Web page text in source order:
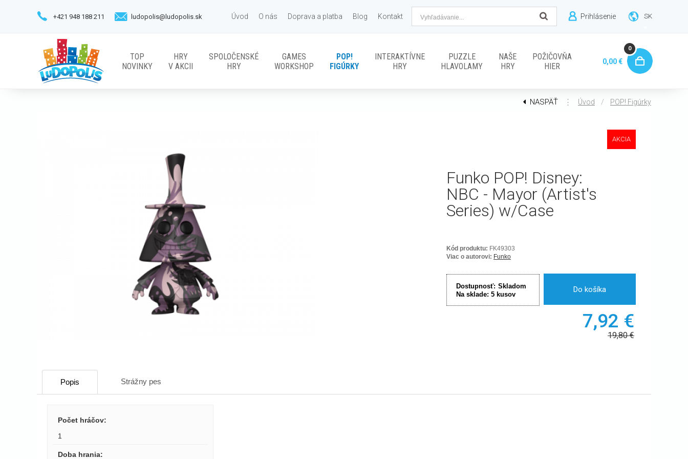
SK
Úvod O nás Doprava a platba Blog Kontakt
TOP
NOVINKY
HRY
V AKCII
SPOLOČENSKÉ
HRY
GAMES
WORKSHOP
POP!
FIGÚRKY
INTERAKTÍVNE
HRY
PUZZLE
HLAVOLAMY
NAŠE
HRY
POŽIČOVŇA
HIER
Prihlásenie
+421 948 188 211 ludopolis@ludopolis.sk
0,00 €
0
NASPÄŤ ⋮ Úvod / POP! Figúrky
AKCIA
Funko POP! Disney:
NBC - Mayor (Artist's
Series) w/Case
Kód produktu: FK49303
Viac o autorovi: Funko
Dostupnosť: Skladom
Na sklade: 5 kusov
Do košíka
7,92 €
19,80€
Popis Strážny pes
Počet hráčov:
1
Doba hrania: